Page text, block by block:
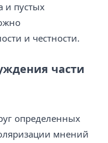
и пустых
и честности.
части
определенных
мнений